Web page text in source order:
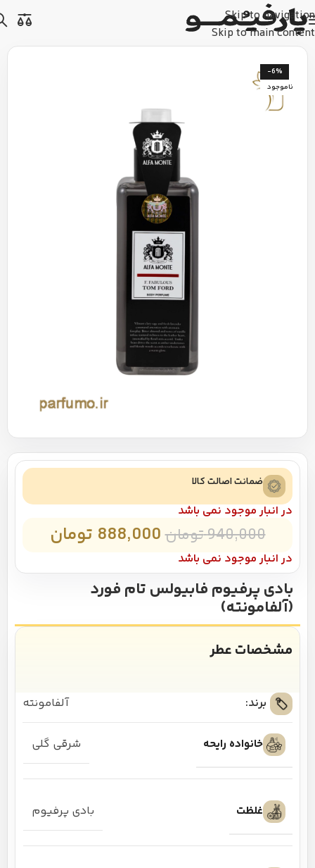
Skip to navigation
Skip to main content
-6%
ناموجود
ضمانت اصالت کالا
در انبار موجود نمی باشد
940,000تومان888,000 تومان
در انبار موجود نمی باشد
بادی پرفیوم فابیولس تام فورد
(آلفامونته)
مشخصات عطر
برند: آلفامونته
خانواده رایحه شرقی گلی
غلظت بادی پرفیوم